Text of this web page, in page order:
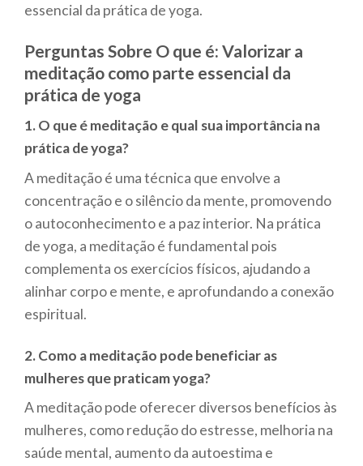
essencial da prática de yoga.
Perguntas Sobre O que é: Valorizar a
meditação como parte essencial da
prática de yoga
1. O que é meditação e qual sua importância na
prática de yoga?
A meditação é uma técnica que envolve a
concentração e o silêncio da mente, promovendo
o autoconhecimento e a paz interior. Na prática
de yoga, a meditação é fundamental pois
complementa os exercícios físicos, ajudando a
alinhar corpo e mente, e aprofundando a conexão
espiritual.
2. Como a meditação pode beneficiar as
mulheres que praticam yoga?
A meditação pode oferecer diversos benefícios às
mulheres, como redução do estresse, melhoria na
saúde mental, aumento da autoestima e